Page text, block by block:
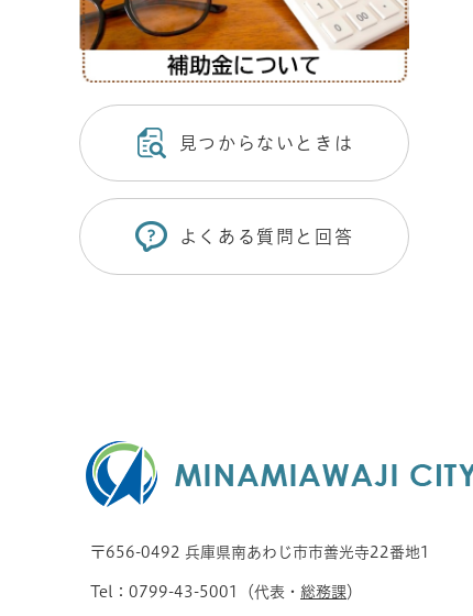
見つからないときは
よくある質問と回答
〒656-0492 兵庫県南あわじ市市善光寺22番地1
Tel：0799-43-5001（代表・ 総務課）